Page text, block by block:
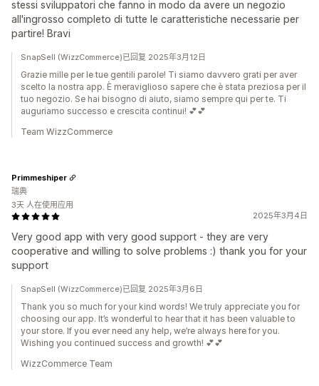
stessi sviluppatori che fanno in modo da avere un negozio
all'ingrosso completo di tutte le caratteristiche necessarie per
partire! Bravi
SnapSell (WizzCommerce)已回复 2025年3月12日
Grazie mille per le tue gentili parole! Ti siamo davvero grati per aver
scelto la nostra app. È meraviglioso sapere che è stata preziosa per il
tuo negozio. Se hai bisogno di aiuto, siamo sempre qui per te. Ti
auguriamo successo e crescita continui! 💕💕
Team WizzCommerce
2025年3月4日
Very good app with very good support - they are very
cooperative and willing to solve problems :) thank you for your
support
Primmeshiper
瑞典
3天 人在使用应用
SnapSell (WizzCommerce)已回复 2025年3月6日
Thank you so much for your kind words! We truly appreciate you for
choosing our app. It’s wonderful to hear that it has been valuable to
your store. If you ever need any help, we’re always here for you.
Wishing you continued success and growth! 💕💕
WizzCommerce Team